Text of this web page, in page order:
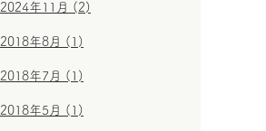
2024年11月 (2)
2018年8月 (1)
2018年7月 (1)
2018年5月 (1)